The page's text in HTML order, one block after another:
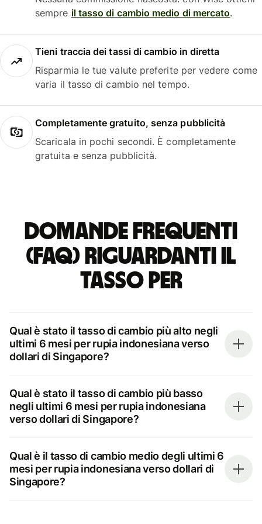
sempre il tasso di cambio medio di mercato.
Tieni traccia dei tassi di cambio in diretta
Risparmia le tue valute preferite per vedere come
varia il tasso di cambio nel tempo.
Completamente gratuito, senza pubblicità
Scaricala in pochi secondi. È completamente
gratuita e senza pubblicità.
Domande frequenti
(FAQ) riguardanti il
tasso per
Qual è stato il tasso di cambio più alto negli
ultimi 6 mesi per rupia indonesiana verso
dollari di Singapore?
Qual è stato il tasso di cambio più basso
negli ultimi 6 mesi per rupia indonesiana
verso dollari di Singapore?
Qual è il tasso di cambio medio degli ultimi 6
mesi per rupia indonesiana verso dollari di
Singapore?